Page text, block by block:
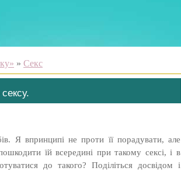
» Секс
Я впринципі не проти її порадувати, але
їй всередині при такому сексі, і в
до такого? Поділіться досвідом і